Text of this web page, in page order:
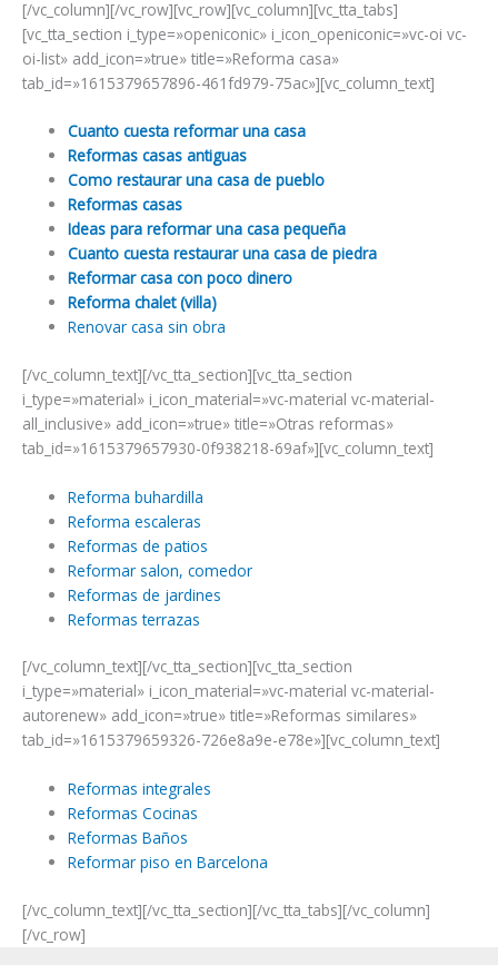
[/vc_column][/vc_row][vc_row][vc_column][vc_tta_tabs]
[vc_tta_section i_type=»openiconic» i_icon_openiconic=»vc-oi vc-
oi-list» add_icon=»true» title=»Reforma casa»
tab_id=»1615379657896-461fd979-75ac»][vc_column_text]
Cuanto cuesta reformar una casa
Reformas casas antiguas
Como restaurar una casa de pueblo
Reformas casas
Ideas para reformar una casa pequeña
Cuanto cuesta restaurar una casa de piedra
Reformar casa con poco dinero
Reforma chalet (villa)
Renovar casa sin obra
[/vc_column_text][/vc_tta_section][vc_tta_section
i_type=»material» i_icon_material=»vc-material vc-material-
all_inclusive» add_icon=»true» title=»Otras reformas»
tab_id=»1615379657930-0f938218-69af»][vc_column_text]
Reforma buhardilla
Reforma escaleras
Reformas de patios
Reformar salon, comedor
Reformas de jardines
Reformas terrazas
[/vc_column_text][/vc_tta_section][vc_tta_section
i_type=»material» i_icon_material=»vc-material vc-material-
autorenew» add_icon=»true» title=»Reformas similares»
tab_id=»1615379659326-726e8a9e-e78e»][vc_column_text]
Reformas integrales
Reformas Cocinas
Reformas Baños
Reformar piso en Barcelona
[/vc_column_text][/vc_tta_section][/vc_tta_tabs][/vc_column]
[/vc_row]